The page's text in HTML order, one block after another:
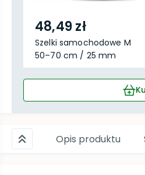
48,49 zł
Szelki samochodowe M
50–70 cm / 25 mm
Opis produktu